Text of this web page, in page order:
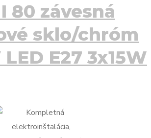
80 závesná
sklo/chróm
E27 3x15W